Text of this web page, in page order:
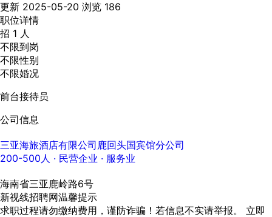
更新 2025-05-20 浏览 186
职位详情
招 1 人
不限到岗
不限性别
不限婚况
前台接待员
公司信息
三亚海旅酒店有限公司鹿回头国宾馆分公司
200-500人 · 民营企业 · 服务业
海南省三亚鹿岭路6号
新视线招聘网温馨提示
求职过程请勿缴纳费用，谨防诈骗！若信息不实请举报。 立即